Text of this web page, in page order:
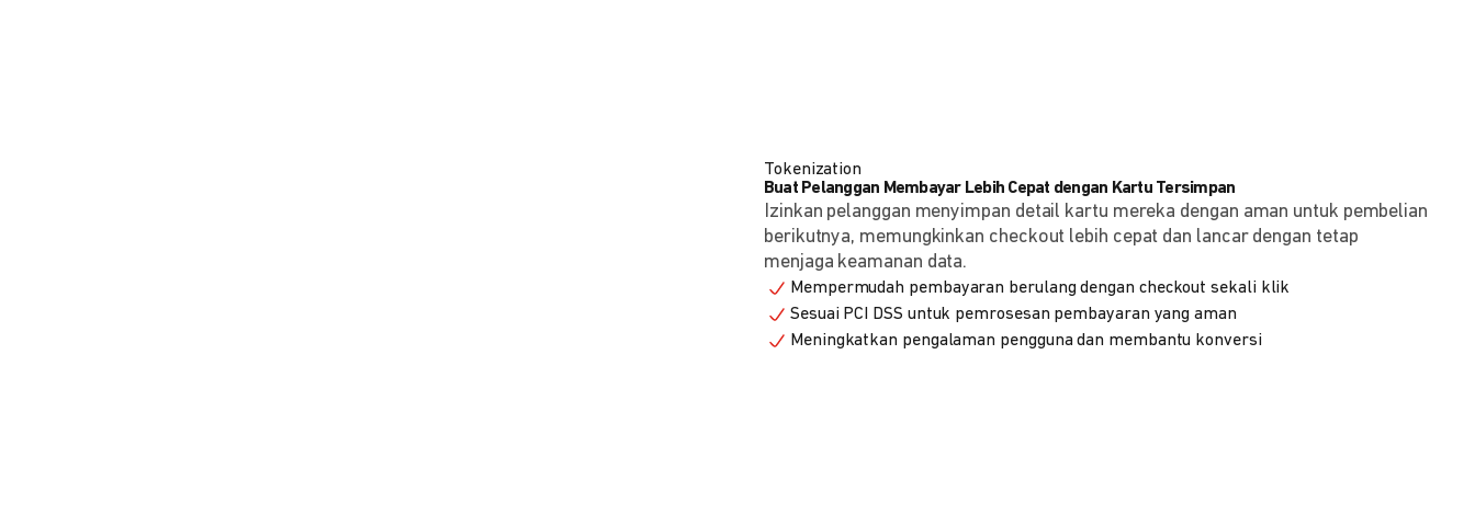
Tokenization
Buat Pelanggan Membayar Lebih Cepat dengan Kartu Tersimpan
Izinkan pelanggan menyimpan detail kartu mereka dengan aman untuk pembelian
berikutnya, memungkinkan checkout lebih cepat dan lancar dengan tetap
menjaga keamanan data.
Mempermudah pembayaran berulang dengan checkout sekali klik
Sesuai PCI DSS untuk pemrosesan pembayaran yang aman
Meningkatkan pengalaman pengguna dan membantu konversi